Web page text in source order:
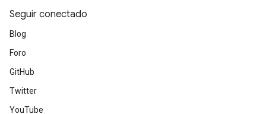
Seguir conectado
Blog
Foro
GitHub
Twitter
YouTube